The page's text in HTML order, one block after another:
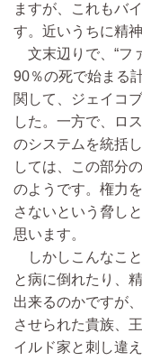
ますが、これもバ
す。近いうちに精
文末辺りで、“フ
90％の死で始まる
関して、ジェイコ
した。一方で、ロ
のシステムを統括
しては、この部分
のようです。権力
さないという脅し
思います。
しかしこんなこ
と病に倒れたり、
出来るのかですが
させられた貴族、
イルド家と刺し違